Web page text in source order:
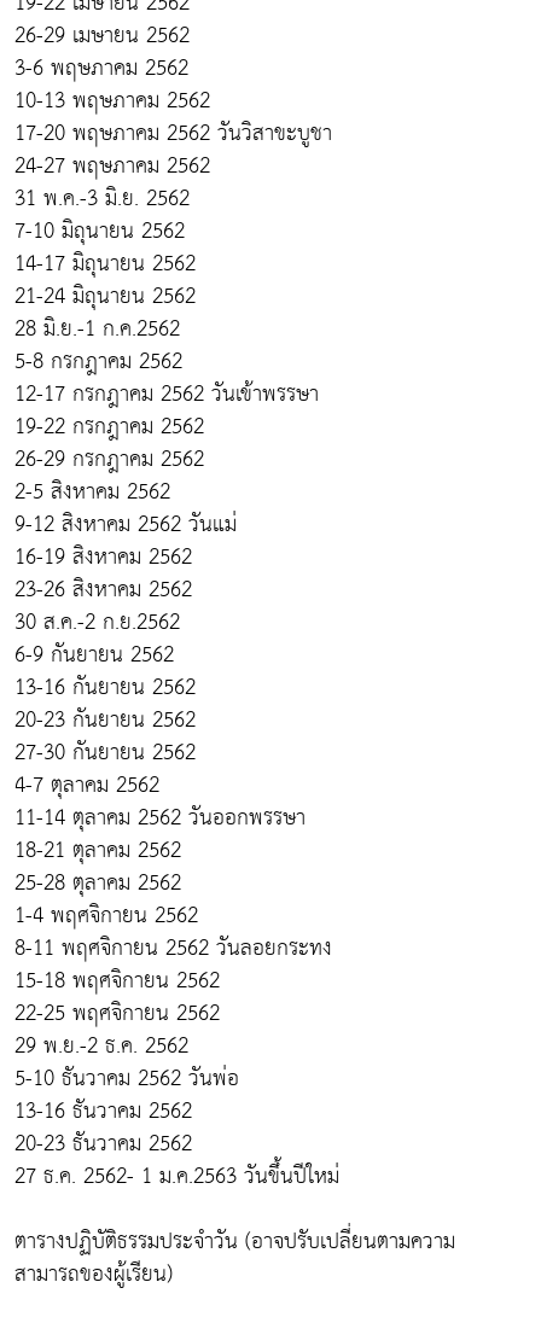
26-29 เมษายน 2562
3-6 พฤษภาคม 2562
10-13 พฤษภาคม 2562
17-20 พฤษภาคม 2562 วันวิสาขะบูชา
24-27 พฤษภาคม 2562
31 พ.ค.-3 มิ.ย. 2562
7-10 มิถุนายน 2562
14-17 มิถุนายน 2562
21-24 มิถุนายน 2562
28 มิ.ย.-1 ก.ค.2562
5-8 กรกฎาคม 2562
12-17 กรกฎาคม 2562 วันเข้าพรรษา
19-22 กรกฎาคม 2562
26-29 กรกฎาคม 2562
2-5 สิงหาคม 2562
9-12 สิงหาคม 2562 วันแม่
16-19 สิงหาคม 2562
23-26 สิงหาคม 2562
30 ส.ค.-2 ก.ย.2562
6-9 กันยายน 2562
13-16 กันยายน 2562
20-23 กันยายน 2562
27-30 กันยายน 2562
4-7 ตุลาคม 2562
11-14 ตุลาคม 2562 วันออกพรรษา
18-21 ตุลาคม 2562
25-28 ตุลาคม 2562
1-4 พฤศจิกายน 2562
8-11 พฤศจิกายน 2562 วันลอยกระทง
15-18 พฤศจิกายน 2562
22-25 พฤศจิกายน 2562
29 พ.ย.-2 ธ.ค. 2562
5-10 ธันวาคม 2562 วันพ่อ
13-16 ธันวาคม 2562
20-23 ธันวาคม 2562
27 ธ.ค. 2562- 1 ม.ค.2563 วันขึ้นปีใหม่
ตารางปฏิบัติธรรมประจำวัน (อาจปรับเปลี่ยนตามความ
สามารถของผู้เรียน)